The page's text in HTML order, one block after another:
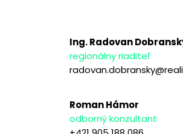
Ing. Radovan
regionálny riaditeľ
Roman Hámor
odborný konzultant